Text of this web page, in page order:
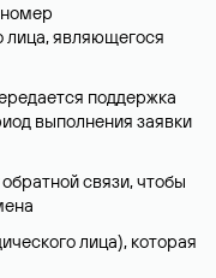
лица, являющегося
поддержка
выполнения заявки
связи, чтобы
лица), которая